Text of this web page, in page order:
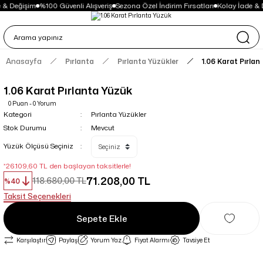
Değişim %100 Güvenli Alışveriş Sezona Özel İndirim Fırsatları Kolay İade &
Anasayfa Pırlanta Pırlanta Yüzükler 1.06 Karat
1.06 Karat Pırlanta Yüzük
0 Puan - 0 Yorum
Kategori
Pırlanta Yüzükler
Stok Durumu
Mevcut
Yüzük Ölçüsü Seçiniz
*26.109,60 TL den başlayan taksitlerle!
%40
118.680,00 TL71.208,00 TL
Taksit Seçenekleri
Sepete Ekle
Karşılaştır Paylaş Yorum Yaz Fiyat Alarmı Tavsiye Et